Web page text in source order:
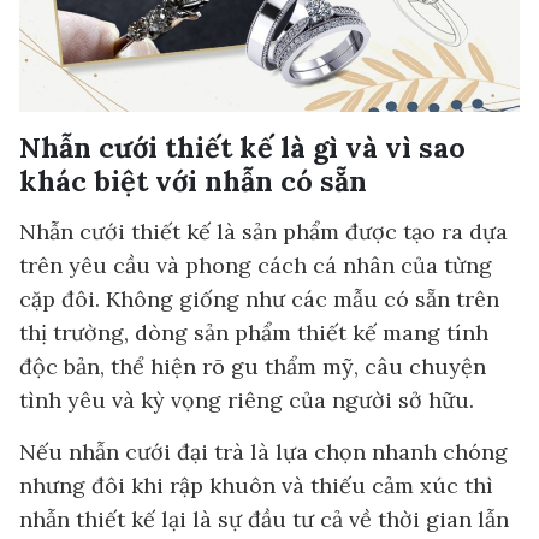
Nhẫn cưới thiết kế là gì và vì sao
khác biệt với nhẫn có sẵn
Nhẫn cưới thiết kế là sản phẩm được tạo ra dựa
trên yêu cầu và phong cách cá nhân của từng
cặp đôi. Không giống như các mẫu có sẵn trên
thị trường, dòng sản phẩm thiết kế mang tính
độc bản, thể hiện rõ gu thẩm mỹ, câu chuyện
tình yêu và kỳ vọng riêng của người sở hữu.
Nếu nhẫn cưới đại trà là lựa chọn nhanh chóng
nhưng đôi khi rập khuôn và thiếu cảm xúc thì
nhẫn thiết kế lại là sự đầu tư cả về thời gian lẫn